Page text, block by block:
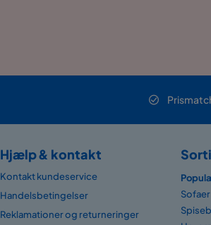
Hjælp & kontakt
Kontakt kundeservice
Handelsbetingelser
Reklamationer og returneringer
Sofaer